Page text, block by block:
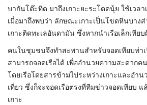
บากันโต๊ะทิด มาถึงเกาะยะระโตดนุ้ย ใช้เวลา
เมื่อมาถึงพบว่า ลักษณะเกาะเป็นโขดหินบาง
เกาะติดทะเลอันดามัน ซึ่งหากนำเรือเล็กเทีย
คนในชุมชนจึงทำสะพานสำหรับจอดเทียบท่า
สามารถจอดเรือได้ เพื่ออำนวยความสะดวกค
โดยเรือโดยสารข้ามไประหว่างเกาะและอำ
เที่ยว ซึ่งก็จะจอดเรือตรงที่ทีมข่าวจอดเทียบ
เกาะ